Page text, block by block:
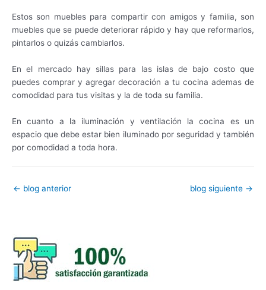
Estos son muebles para compartir con amigos y familia, son
muebles que se puede deteriorar rápido y hay que reformarlos,
pintarlos o quizás cambiarlos.
En el mercado hay sillas para las islas de bajo costo que
puedes comprar y agregar decoración a tu cocina ademas de
comodidad para tus visitas y la de toda su familia.
En cuanto a la iluminación y ventilación la cocina es un
espacio que debe estar bien iluminado por seguridad y también
por comodidad a toda hora.
← blog anterior blog siguiente →